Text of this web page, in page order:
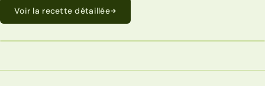
Voir la recette détaillée